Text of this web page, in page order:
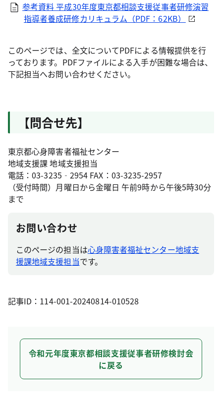
参考資料 平成30年度東京都相談支援従事者研修演習
指導者養成研修カリキュラム（PDF：62KB）
このページでは、全文についてPDFによる情報提供を行
っております。PDFファイルによる入手が困難な場合は、
下記担当へお問い合わせください。
【問合せ先】
東京都心身障害者福祉センター
地域支援課 地域支援担当
電話：03-3235‐2954 FAX：03-3235-2957
（受付時間）月曜日から金曜日 午前9時から午後5時30分
まで
お問い合わせ
このページの担当は心身障害者福祉センター地域支
援課地域支援担当です。
記事ID：114-001-20240814-010528
令和元年度東京都相談支援従事者研修検討会
に戻る